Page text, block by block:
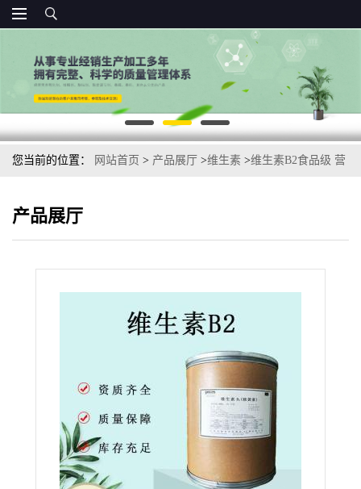
您当前的位置： 网站首页 > 产品展厅 >维生素 >维生素B2食品级 营
产品展厅